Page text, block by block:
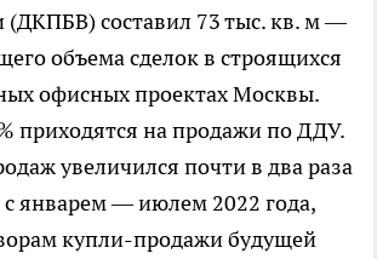
составил 73 тыс. кв. м —
объема сделок в строящихся
офисных проектах Москвы.
приходятся на продажи по ДДУ.
увеличился почти в два раза
январем — июлем 2022 года,
купли-продажи будущей